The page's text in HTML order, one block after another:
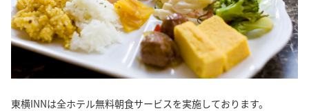
東横INNは全ホテル無料朝食サービスを実施しております。